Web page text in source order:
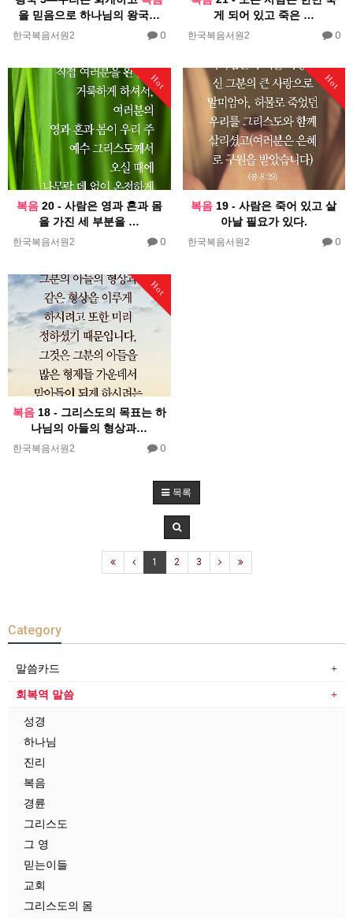
을 믿음으로 하나님의 왕국…
한국복음서원2 0
게 되어 있고 죽은 …
한국복음서원2 0
Hot
복음20 - 사람은 영과 혼과 몸
을 가진 세 부분을 …
한국복음서원2 0
Hot
복음 19 - 사람은 죽어 있고 살
아날 필요가 있다.
한국복음서원2 0
Hot
복음18 - 그리스도의 목표는 하
나님의 아들의 형상과…
한국복음서원2 0
목록
1 2 3
Category
말씀카드
회복역 말씀
성경
하나님
진리
복음
경륜
그리스도
그 영
믿는이들
교회
그리스도의 몸